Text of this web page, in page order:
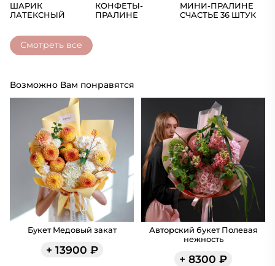
ШАРИК
ЛАТЕКСНЫЙ
КОНФЕТЫ-
ПРАЛИНЕ
МИНИ-ПРАЛИНЕ
СЧАСТЬЕ 36 ШТУК
Смотреть все
Возможно Вам понравятся
Букет Медовый закат
+ 13900 ₽
Авторский букет Полевая
нежность
+ 8300 ₽